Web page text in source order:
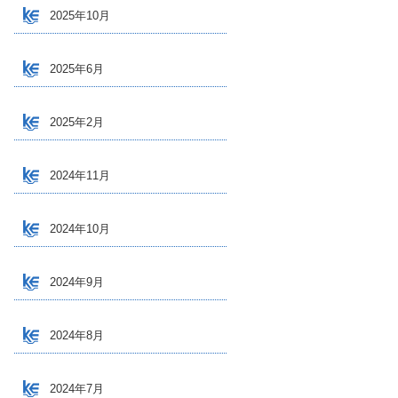
2025年10月
2025年6月
2025年2月
2024年11月
2024年10月
2024年9月
2024年8月
2024年7月